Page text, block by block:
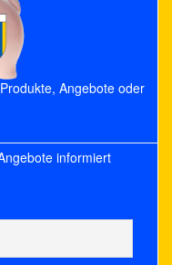
Angebote oder
informiert